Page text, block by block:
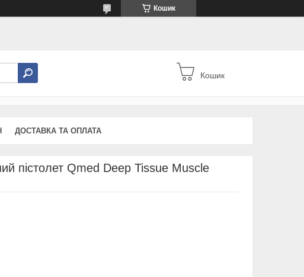
Кошик
Кошик
ДОСТАВКА ТА ОПЛАТА
пістолет Qmed Deep Tissue Muscle